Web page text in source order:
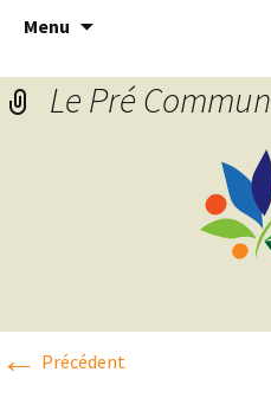
Menu
Le Pré Commun
← Précédent